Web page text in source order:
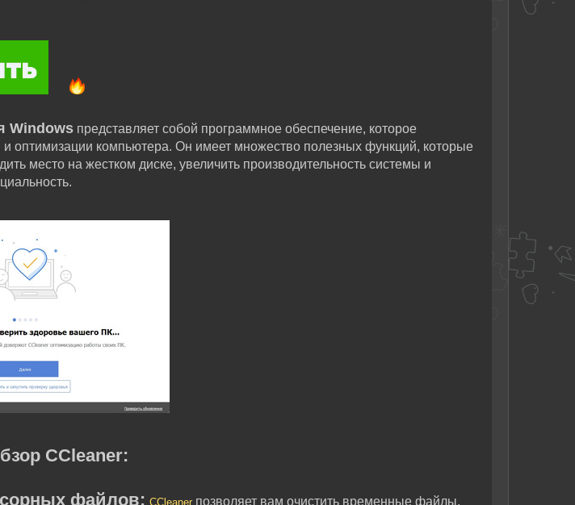
Windowsпредставляет собой программное обеспечение, которое
и оптимизации компьютера. Он имеет множество полезных функций, которые
место на жестком диске, увеличить производительность системы и
CCleaner:
файлов: CCleanerпозволяет вам очистить временные файлы,